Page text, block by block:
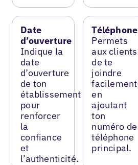
Date
d’ouverture
Indique la
date
d’ouverture
de ton
établissement
pour
renforcer
la
confiance
et
l’authenticité.
Téléphone
Permets
aux clients
de te
joindre
facilement
en
ajoutant
ton
numéro de
téléphone
principal.